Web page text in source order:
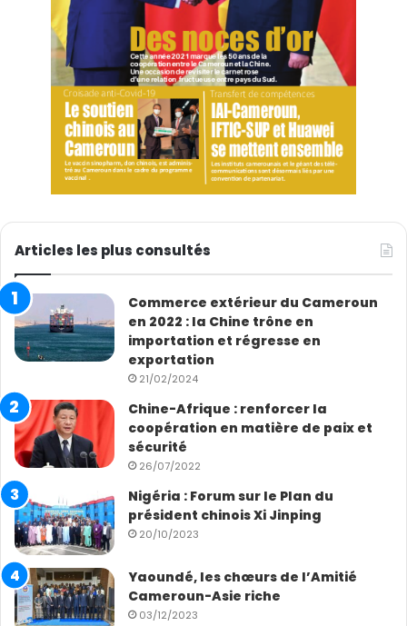
Articles les plus consultés
Commerce extérieur du Cameroun
en 2022 : la Chine trône en
importation et régresse en
exportation
21/02/2024
Chine-Afrique : renforcer la
coopération en matière de paix et
sécurité
26/07/2022
Nigéria : Forum sur le Plan du
président chinois Xi Jinping
20/10/2023
Yaoundé, les chœurs de l’Amitié
Cameroun-Asie riche
03/12/2023